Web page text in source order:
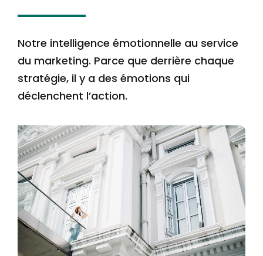
Notre intelligence émotionnelle au service
du marketing. Parce que derrière chaque
stratégie, il y a des émotions qui
déclenchent l’action.